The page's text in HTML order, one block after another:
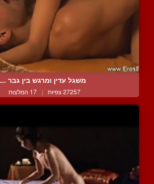
משגל עדין ומרגש בין גבר ...
27257 צפיות | 17 המלצות